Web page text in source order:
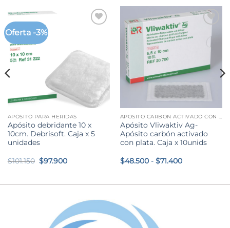
Oferta -3%
APÓSITO PARA HERIDAS
Apósito debridante 10 x
10cm. Debrisoft. Caja x 5
unidades
$101.150 El
precio
$101.150.
$97.900El
$97.900.
Apósito Vliwaktiv Ag-
Apósito carbón activado
con plata. Caja x 10unids
$48.500 - $71.400Rango
$48.500